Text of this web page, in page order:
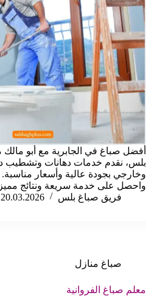
أفضل صباغ في الجابرية مع أبو
بلس، نقدم خدمات دهانات وتشطيب
وخارجي بجودة عالية وأسعار مناسبة.
واحصل على خدمة سريعة ونتائج
فريق صباغ بلس
20.03.2026
صباغ منازل
معلم صباغ الفروانية